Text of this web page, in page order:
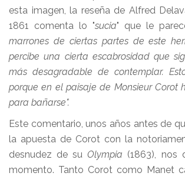
esta imagen, la reseña de Alfred
1861 comenta lo "sucia" que le
marrones de ciertas partes de este
percibe una cierta escabrosidad que
más desagradable de contemplar.
porque en el paisaje de Monsieur Corot
para bañarse".
Este comentario, unos años antes de
la apuesta de Corot con la
desnudez de suOlympia (1863), nos
momento. Tanto Corot como Manet